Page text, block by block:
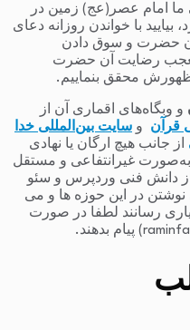
ما امام عصر(عج) زمین در
با خواندن روزانه دعای
حضرت و سوق دادن
رضایت آن حضرت
محقق بنماییم.
و وبگاه‌های اقماری آن از
قرآن و سایت بین‌المللی خدا
از جانب هیچ ارگان یا نهادی
به‌صورت غیرانتفاعی و مستقل
دانش فنی وردپرس و سئو
نوشتن در این حوزه ها و می
رسانند لطفا در صورت